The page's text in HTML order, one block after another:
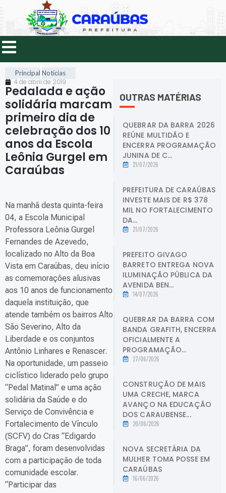
Principal Notícias
4 de abril de 2019
Pedalada e ação
solidária marcam
primeiro dia de
celebração dos 10
anos da Escola
Leônia Gurgel em
Caraúbas
Na manhã desta quinta-feira
04, a Escola Municipal
Professora Leônia Gurgel
Fernandes de Azevedo,
localizado no Alto da Boa
Vista em Caraúbas, deu início
as comemorações alusivas
aos 10 anos de funcionamento
daquela instituição, que
atende também os bairros Alto
São Severino, Alto da
Liberdade e os conjuntos
Antônio Linhares e Renascer.
Na oportunidade, um passeio
ciclístico liderado pelo grupo
“Pedal Matinal” e uma ação
solidária da Saúde e do
Serviço de Convivência e
Fortalecimento de Vínculo
(SCFV) do Cras “Edigardo
Braga”, foram desenvolvidas
com a participação de toda
comunidade escolar.
“Participar das
OUTRAS MATÉRIAS
QUEBRAR DA BARRA 2026
REÚNE MULTIDÃO E
ENCERRA PROGRAMAÇÃO
JUNINA DE C...
21/07/2026
PREFEITURA DE CARAÚBAS
INVESTE MAIS DE R$ 378
MIL NO FORTALECIMENTO
DA...
21/07/2026
PREFEITO GIVAGO
BARRETO ENTREGA NOVA
ILUMINAÇÃO PÚBLICA DA
AVENIDA BEN...
14/07/2026
QUEBRAR DA BARRA COM
BANDA GRAFITH, ENCERRA
OFICIALMENTE A
PROGRAMAÇÃO...
27/06/2026
CONSTRUÇÃO DE MAIS
UMA CRECHE, MARCA
AVANÇO NA EDUCAÇÃO
DOS CARAUBENSE...
20/06/2026
NOVA SECRETÁRIA DA
MULHER TOMA POSSE EM
CARAÚBAS
16/06/2026